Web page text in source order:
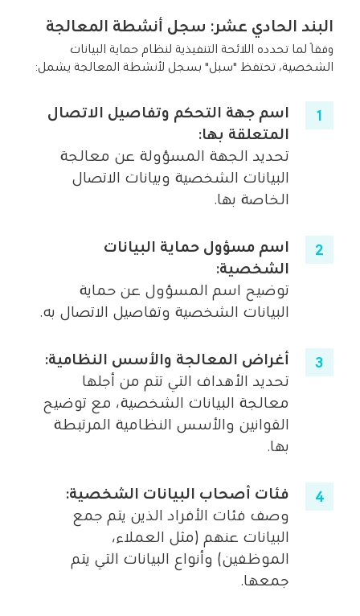
البند الحادي عشر: سجل أنشطة المعالجة
وفقًا لما تحدده اللائحة التنفيذية لنظام حماية البيانات
الشخصية، تحتفظ "سبل" بسجل لأنشطة المعالجة يشمل:
اسم جهة التحكم وتفاصيل الاتصال
المتعلقة بها:
تحديد الجهة المسؤولة عن معالجة
البيانات الشخصية وبيانات الاتصال
الخاصة بها.
اسم مسؤول حماية البيانات
الشخصية:
توضيح اسم المسؤول عن حماية
البيانات الشخصية وتفاصيل الاتصال به.
أغراض المعالجة والأسس النظامية:
تحديد الأهداف التي تتم من أجلها
معالجة البيانات الشخصية، مع توضيح
القوانين والأسس النظامية المرتبطة
بها.
فئات أصحاب البيانات الشخصية:
وصف فئات الأفراد الذين يتم جمع
البيانات عنهم (مثل العملاء،
الموظفين) وأنواع البيانات التي يتم
جمعها.